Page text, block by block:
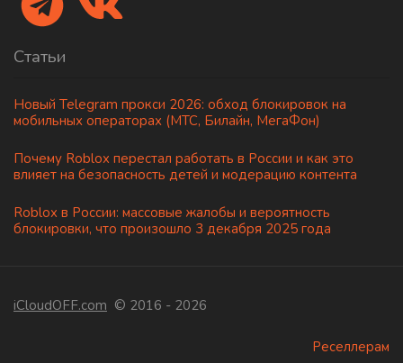
Статьи
Новый Telegram прокси 2026: обход блокировок на
мобильных операторах (МТС, Билайн, МегаФон)
Почему Roblox перестал работать в России и как это
влияет на безопасность детей и модерацию контента
Roblox в России: массовые жалобы и вероятность
блокировки, что произошло 3 декабря 2025 года
iCloudOFF.com © 2016 - 2026
Реселлерам